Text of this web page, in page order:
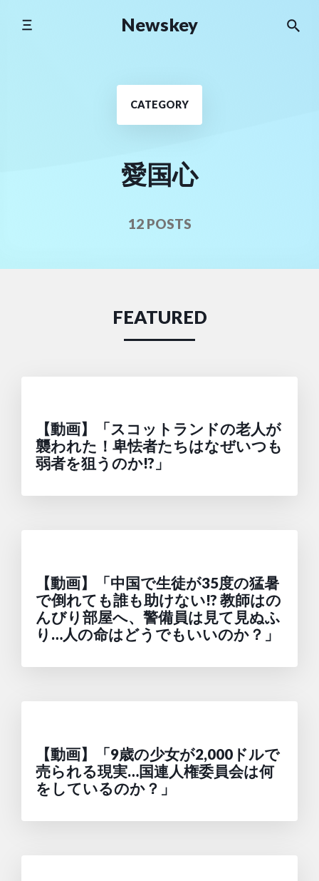
Newskey
CATEGORY
愛国心
12 POSTS
FEATURED
【動画】「スコットランドの老人が
襲われた！卑怯者たちはなぜいつも
弱者を狙うのか!?」
【動画】「中国で生徒が35度の猛暑
で倒れても誰も助けない!? 教師はの
んびり部屋へ、警備員は見て見ぬふ
り…人の命はどうでもいいのか？」
【動画】「9歳の少女が2,000ドルで
売られる現実…国連人権委員会は何
をしているのか？」